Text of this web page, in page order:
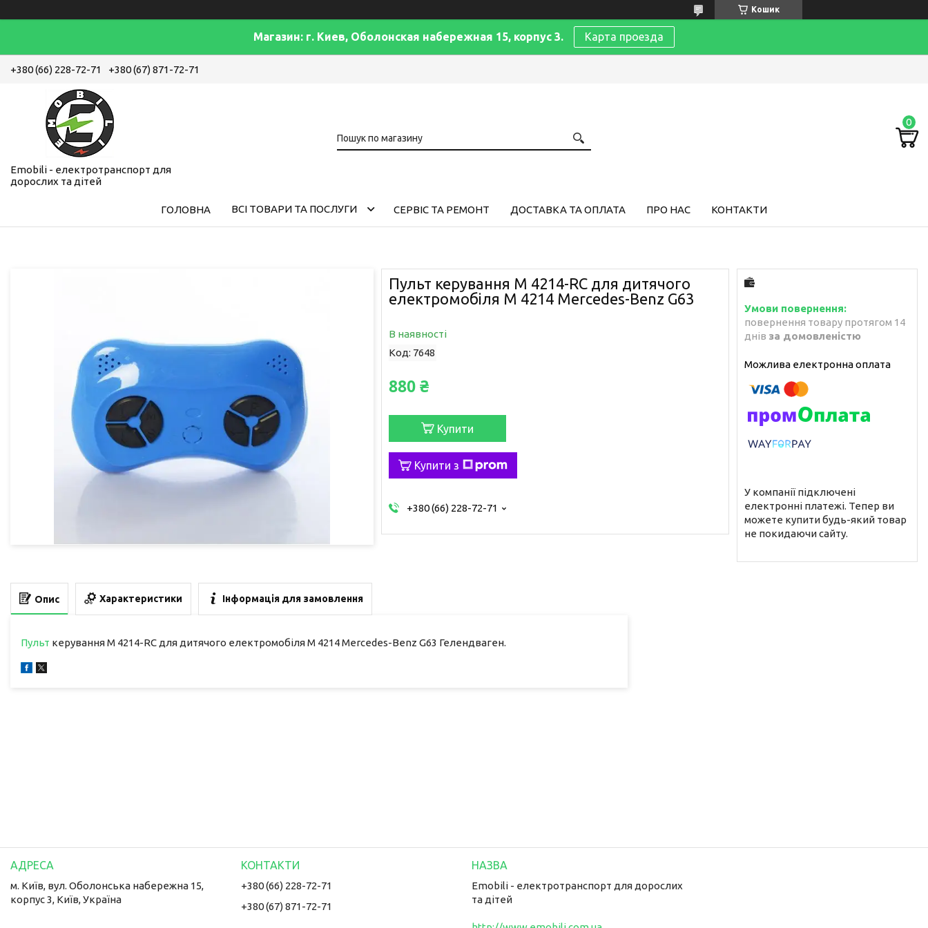
Кошик
Магазин: г. Киев, Оболонская набережная 15, корпус 3. Карта проезда
+380 (66) 228-72-71 +380 (67) 871-72-71
Emobili - електротранспорт для
дорослих та дітей
ГОЛОВНА ВСІ ТОВАРИ ТА ПОСЛУГИ СЕРВІС ТА РЕМОНТ ДОСТАВКА ТА ОПЛАТА ПРО НАС КОНТАКТИ
Пульт керування M 4214-RC для дитячого
електромобіля М 4214 Mercedes-Benz G63
В наявності
Код: 7648
880 ₴
Купити
Купити з
+380 (66) 228-72-71
повернення товару протягом 14
днів за домовленістю
У компанії підключені
електронні платежі. Тепер ви
можете купити будь-який товар
не покидаючи сайту.
Опис Характеристики Інформація для замовлення
Пульт керування M 4214-RC для дитячого електромобіля М 4214 Mercedes-Benz G63 Гелендваген.
м. Київ, вул. Оболонська набережна 15,
корпус 3, Київ, Україна
+380 (66) 228-72-71
+380 (67) 871-72-71
Emobili - електротранспорт для дорослих
та дітей